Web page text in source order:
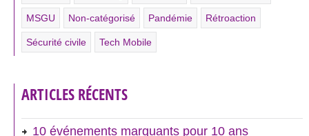
MSGU Non-catégorisé Pandémie Rétroaction
Sécurité civile Tech Mobile
ARTICLES RÉCENTS
10 événements marquants pour 10 ans